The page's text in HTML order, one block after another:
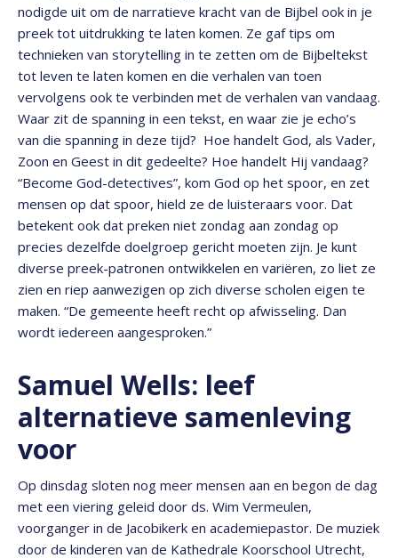
nodigde uit om de narratieve kracht van de Bijbel ook in je
preek tot uitdrukking te laten komen. Ze gaf tips om
technieken van storytelling in te zetten om de Bijbeltekst
tot leven te laten komen en die verhalen van toen
vervolgens ook te verbinden met de verhalen van vandaag.
Waar zit de spanning in een tekst, en waar zie je echo’s
van die spanning in deze tijd? Hoe handelt God, als Vader,
Zoon en Geest in dit gedeelte? Hoe handelt Hij vandaag?
“Become God-detectives”, kom God op het spoor, en zet
mensen op dat spoor, hield ze de luisteraars voor. Dat
betekent ook dat preken niet zondag aan zondag op
precies dezelfde doelgroep gericht moeten zijn. Je kunt
diverse preek-patronen ontwikkelen en variëren, zo liet ze
zien en riep aanwezigen op zich diverse scholen eigen te
maken. “De gemeente heeft recht op afwisseling. Dan
wordt iedereen aangesproken.”
Samuel Wells: leef
alternatieve samenleving
voor
Op dinsdag sloten nog meer mensen aan en begon de dag
met een viering geleid door ds. Wim Vermeulen,
voorganger in de Jacobikerk en academiepastor. De muziek
door de kinderen van de Kathedrale Koorschool Utrecht,